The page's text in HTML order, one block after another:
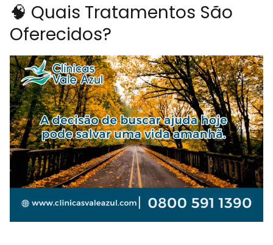
🧠 Quais Tratamentos São
Oferecidos?